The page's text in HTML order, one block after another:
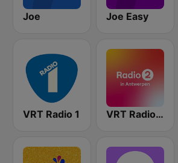
Joe Joe Easy
VRT Radio 1 VRT Radio 2 Antwerpen